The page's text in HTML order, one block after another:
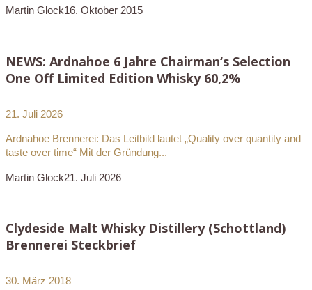
Martin Glock16. Oktober 2015
NEWS: Ardnahoe 6 Jahre Chairman‘s Selection
One Off Limited Edition Whisky 60,2%
21. Juli 2026
Ardnahoe Brennerei: Das Leitbild lautet „Quality over quantity and
taste over time“ Mit der Gründung...
Martin Glock21. Juli 2026
Clydeside Malt Whisky Distillery (Schottland)
Brennerei Steckbrief
30. März 2018